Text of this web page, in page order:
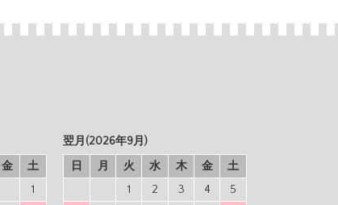
金
土
1
翌月(2026年9月)
日
月 火 水 木 金
土
1
2 3 4
5